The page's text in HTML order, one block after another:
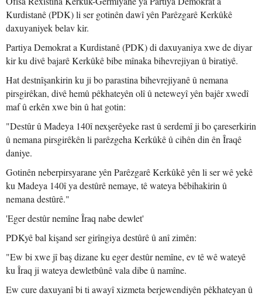
Kurdistanê (PDK) li ser gotinên dawî yên Parêzgarê Kerkûkê
daxuyaniyek belav kir.
Partiya Demokrat a Kurdistanê (PDK) di daxuyaniya xwe de diyar
kir ku divê bajarê Kerkûkê bibe mînaka bihevrejiyan û biratiyê.
Hat destnîşankirin ku ji bo parastina bihevrejiyanê û nemana
pirsgirêkan, divê hemû pêkhateyên olî û neteweyî yên bajêr xwedî
maf û erkên xwe bin û hat gotin:
"Destûr û Madeya 140î nexşerêyeke rast û serdemî ji bo çareserkirin
û nemana pirsgirêkên li parêzgeha Kerkûkê û cihên din ên Îraqê
daniye.
Gotinên neberpirsyarane yên Parêzgarê Kerkûkê yên li ser wê yekê
ku Madeya 140î ya destûrê nemaye, tê wateya bêbihakirin û
nemana destûrê."
'Eger destûr nemîne Îraq nabe dewlet'
PDKyê bal kişand ser girîngiya destûrê û anî zimên:
"Ew bi xwe jî baş dizane ku eger destûr nemîne, ev tê wê wateyê
ku Îraq ji wateya dewletbûnê vala dibe û namîne.
Ew cure daxuyanî bi ti awayî xizmeta berjewendiyên pêkhateyan û